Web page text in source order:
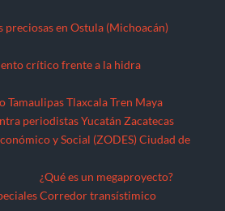
preciosas en Ostula (Michoacán)
crítico frente a la hidra
Tamaulipas Tlaxcala Tren Maya
periodistas Yucatán Zacatecas
y Social (ZODES) Ciudad de
¿Qué es un megaproyecto?
Corredor transístimico